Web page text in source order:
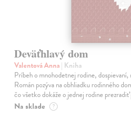
Deväťhlavý dom
Valentová Anna| Kniha
Príbeh o mnohodetnej rodine, dospievaní,
Román pozýva na obhliadku rodinného
čo všetko dokáže o jednej rodine
Na sklade ?